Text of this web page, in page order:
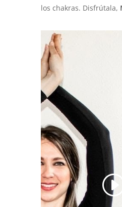
los chakras. Disfrútala,